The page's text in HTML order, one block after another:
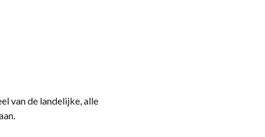
van de landelijke, alle